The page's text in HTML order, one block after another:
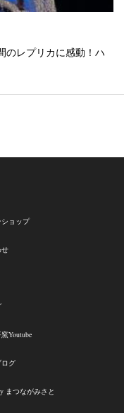
のレプリカに感動！ハ
ョップ
せ
Youtube
グ
まつながみさと